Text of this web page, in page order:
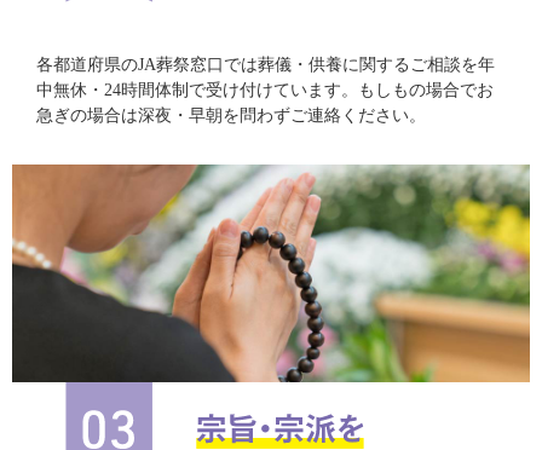
各都道府県のJA葬祭窓口では葬儀・供養に関するご相談を年
中無休・24時間体制で受け付けています。もしもの場合でお
急ぎの場合は深夜・早朝を問わずご連絡ください。